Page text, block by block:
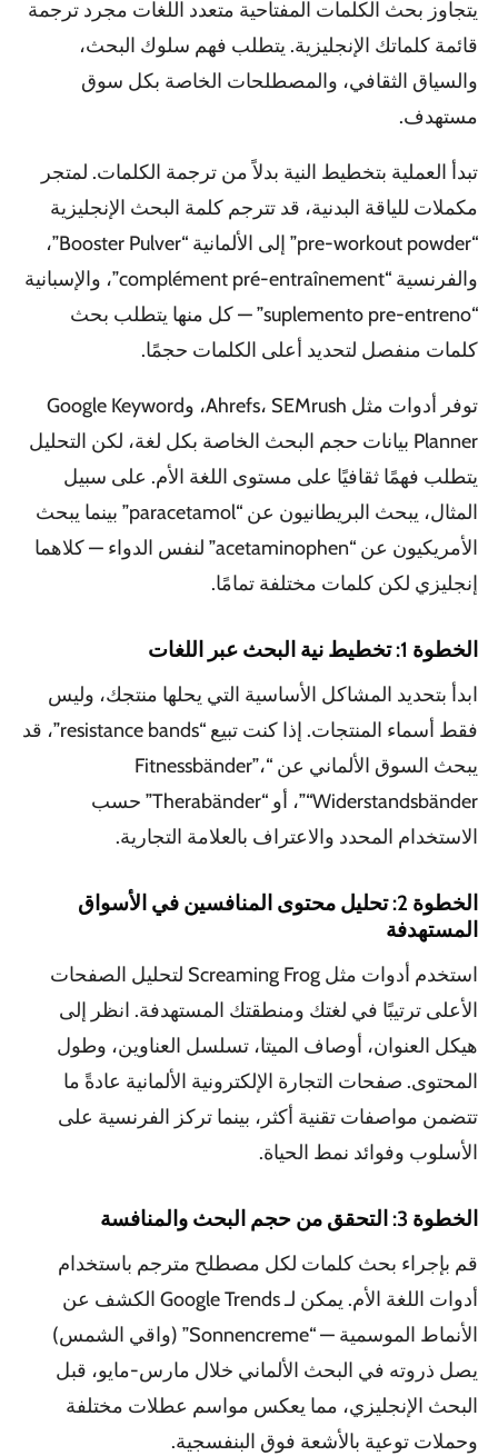
يتجاوز بحث الكلمات المفتاحية متعدد اللغات مجرد ترجمة
قائمة كلماتك الإنجليزية. يتطلب فهم سلوك البحث،
والسياق الثقافي، والمصطلحات الخاصة بكل سوق
مستهدف.
تبدأ العملية بتخطيط النية بدلاً من ترجمة الكلمات. لمتجر
مكملات للياقة البدنية، قد تترجم كلمة البحث الإنجليزية
“pre-workout powder” إلى الألمانية “Booster Pulver”،
والفرنسية “complément pré-entraînement”، والإسبانية
“suplemento pre-entreno” — كل منها يتطلب بحث
كلمات منفصل لتحديد أعلى الكلمات حجمًا.
توفر أدوات مثل Ahrefs، SEMrush، وGoogle Keyword
Planner بيانات حجم البحث الخاصة بكل لغة، لكن التحليل
يتطلب فهمًا ثقافيًا على مستوى اللغة الأم. على سبيل
المثال، يبحث البريطانيون عن “paracetamol” بينما يبحث
الأمريكيون عن “acetaminophen” لنفس الدواء — كلاهما
إنجليزي لكن كلمات مختلفة تمامًا.
الخطوة 1: تخطيط نية البحث عبر اللغات
ابدأ بتحديد المشاكل الأساسية التي يحلها منتجك، وليس
فقط أسماء المنتجات. إذا كنت تبيع “resistance bands”، قد
يبحث السوق الألماني عن “Fitnessbänder”،
“Widerstandsbänder”، أو “Therabänder” حسب
الاستخدام المحدد والاعتراف بالعلامة التجارية.
الخطوة 2: تحليل محتوى المنافسين في الأسواق
المستهدفة
استخدم أدوات مثل Screaming Frog لتحليل الصفحات
الأعلى ترتيبًا في لغتك ومنطقتك المستهدفة. انظر إلى
هيكل العنوان، أوصاف الميتا، تسلسل العناوين، وطول
المحتوى. صفحات التجارة الإلكترونية الألمانية عادةً ما
تتضمن مواصفات تقنية أكثر، بينما تركز الفرنسية على
الأسلوب وفوائد نمط الحياة.
الخطوة 3: التحقق من حجم البحث والمنافسة
قم بإجراء بحث كلمات لكل مصطلح مترجم باستخدام
أدوات اللغة الأم. يمكن لـ Google Trends الكشف عن
الأنماط الموسمية — “Sonnencreme” (واقي الشمس)
يصل ذروته في البحث الألماني خلال مارس-مايو، قبل
البحث الإنجليزي، مما يعكس مواسم عطلات مختلفة
وحملات توعية بالأشعة فوق البنفسجية.